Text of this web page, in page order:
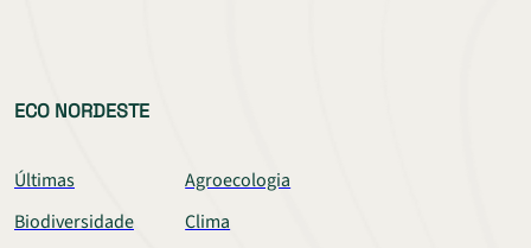
ECO NORDESTE
Últimas
Agroecologia
Biodiversidade
Clima